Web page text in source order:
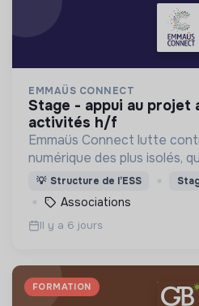
EMMAÜS CONNECT
stage - appui au projet associatif et aux
activités h/f
Emmaüs Connect lutte
numérique des plus isolés,
dématérialisation de la
quotidien.
💡 Structure de l’ESS
Associations
Il y a 6 jours
FORMATION